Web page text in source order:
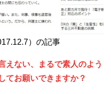
）の記事
えない、まるで素人のよう
てお願いできますか？